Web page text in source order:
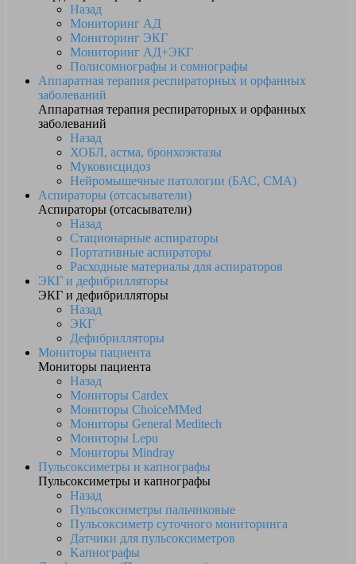
Назад
Мониторинг АД
Мониторинг ЭКГ
Мониторинг АД+ЭКГ
Полисомнографы и сомнографы
Аппаратная терапия респираторных и орфанных
заболеваний
Аппаратная терапия респираторных и орфанных
заболеваний
Назад
ХОБЛ, астма, бронхоэктазы
Муковисцидоз
Нейромышечные патологии (БАС, СМА)
Аспираторы (отсасыватели)
Аспираторы (отсасыватели)
Назад
Стационарные аспираторы
Портативные аспираторы
Расходные материалы для аспираторов
ЭКГ и дефибрилляторы
ЭКГ и дефибрилляторы
Назад
ЭКГ
Дефибрилляторы
Мониторы пациента
Мониторы пациента
Назад
Мониторы Cardex
Мониторы ChoiceMMed
Мониторы General Meditech
Мониторы Lepu
Мониторы Mindray
Пульсоксиметры и капнографы
Пульсоксиметры и капнографы
Назад
Пульсоксиметры пальчиковые
Пульсоксиметр суточного мониторинга
Датчики для пульсоксиметров
Kапнографы